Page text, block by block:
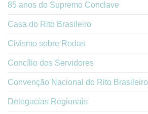
85 anos do Supremo Conclave
Casa do Rito Brasileiro
Civismo sobre Rodas
Concílio dos Servidores
Convenção Nacional do Rito Brasileiro
Delegacias Regionais